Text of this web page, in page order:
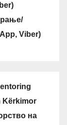
Viber)
Kërkimor
на